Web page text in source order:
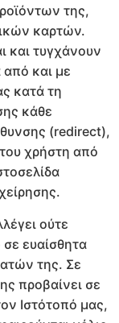
της,
καρτών.
και τυγχάνουν
από και με
κατά τη
κάθε
(redirect),
χρήστη από
ούτε
ευαίσθητα
της. Σε
προβαίνει σε
Ιστότοπό μας,